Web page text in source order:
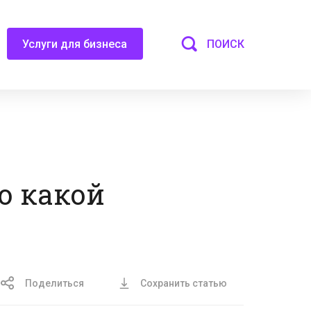
Услуги для бизнеса ПОИСК
какой
Поделиться Сохранить статью